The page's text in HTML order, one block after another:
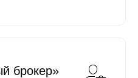
брокер»